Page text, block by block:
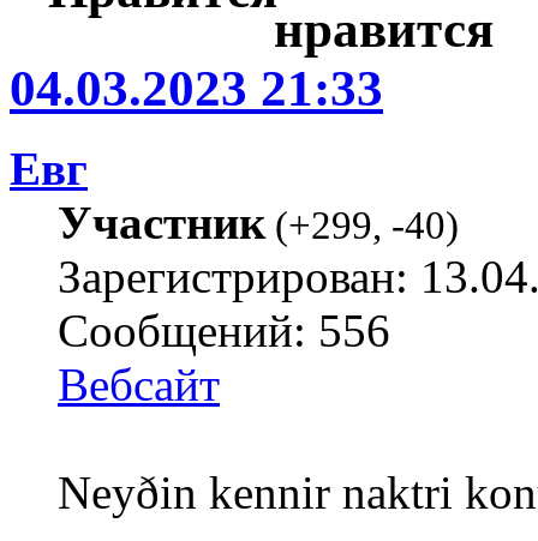
04.03.2023 21:33
Евг
Участник(+299, -40)
Зарегистрирован:
Сообщений: 556
Вебсайт
Neyðin kennir naktri